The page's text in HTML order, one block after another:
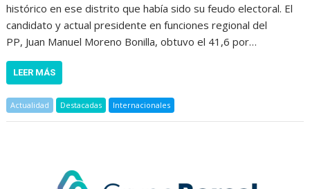
histórico en ese distrito que había sido su feudo electoral. El
candidato y actual presidente en funciones regional del
PP, Juan Manuel Moreno Bonilla, obtuvo el 41,6 por…
LEER MÁS
Actualidad Destacadas Internacionales